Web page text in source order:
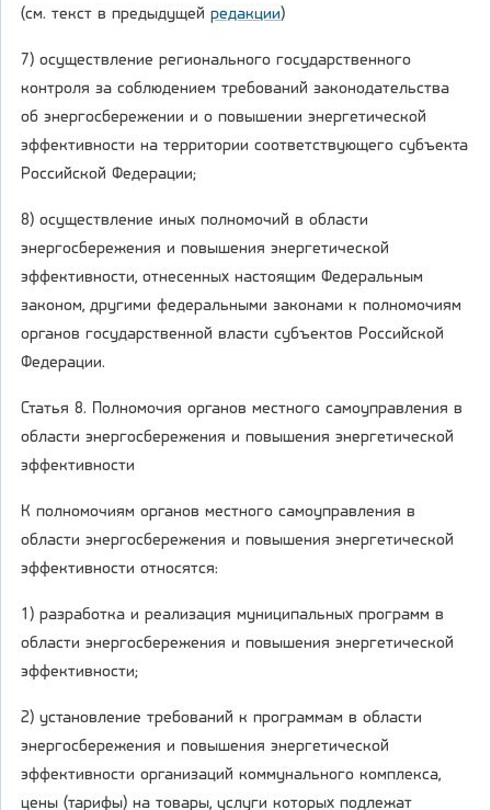
(см. текст в предыдущей редакции)
7) осуществление регионального государственного
контроля за соблюдением требований законодательства
об энергосбережении и о повышении энергетической
эффективности на территории соответствующего субъекта
Российской Федерации;
8) осуществление иных полномочий в области
энергосбережения и повышения энергетической
эффективности, отнесенных настоящим Федеральным
законом, другими федеральными законами к полномочиям
органов государственной власти субъектов Российской
Федерации.
Статья 8. Полномочия органов местного самоуправления в
области энергосбережения и повышения энергетической
эффективности
К полномочиям органов местного самоуправления в
области энергосбережения и повышения энергетической
эффективности относятся:
1) разработка и реализация муниципальных программ в
области энергосбережения и повышения энергетической
эффективности;
2) установление требований к программам в области
энергосбережения и повышения энергетической
эффективности организаций коммунального комплекса,
цены (тарифы) на товары, услуги которых подлежат